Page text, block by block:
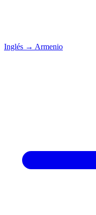
Inglés → Armenio